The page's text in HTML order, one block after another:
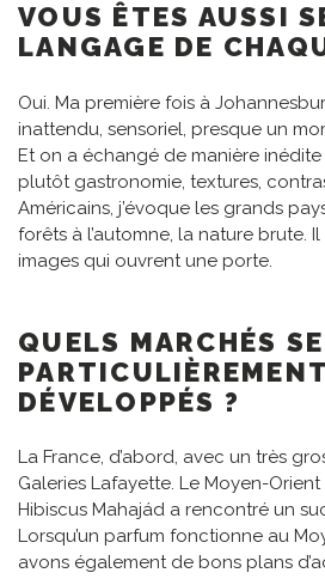
VOUS ÊTES AUSSI
LANGAGE DE
Oui. Ma première fois à
inattendu, sensoriel, presque un
Et on a échangé de manière
plutôt gastronomie, textures,
Américains, j’évoque les grands
forêts à l’automne, la nature brute.
images qui ouvrent une porte.
QUELS MARCHÉS
PARTICULIÈREMENT
DÉVELOPPÉS ?
La France, d’abord, avec un très
Galeries Lafayette. Le Moyen-
Hibiscus Mahajád a rencontré un
Lorsqu’un parfum fonctionne au
avons également de bons plans